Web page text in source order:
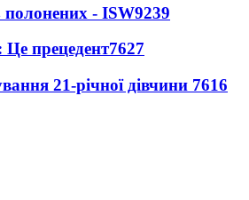
- ISW9239
прецедент7627
21-річної дівчини 7616